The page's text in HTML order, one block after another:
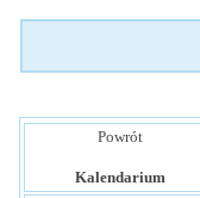
Powrót
Kalendarium